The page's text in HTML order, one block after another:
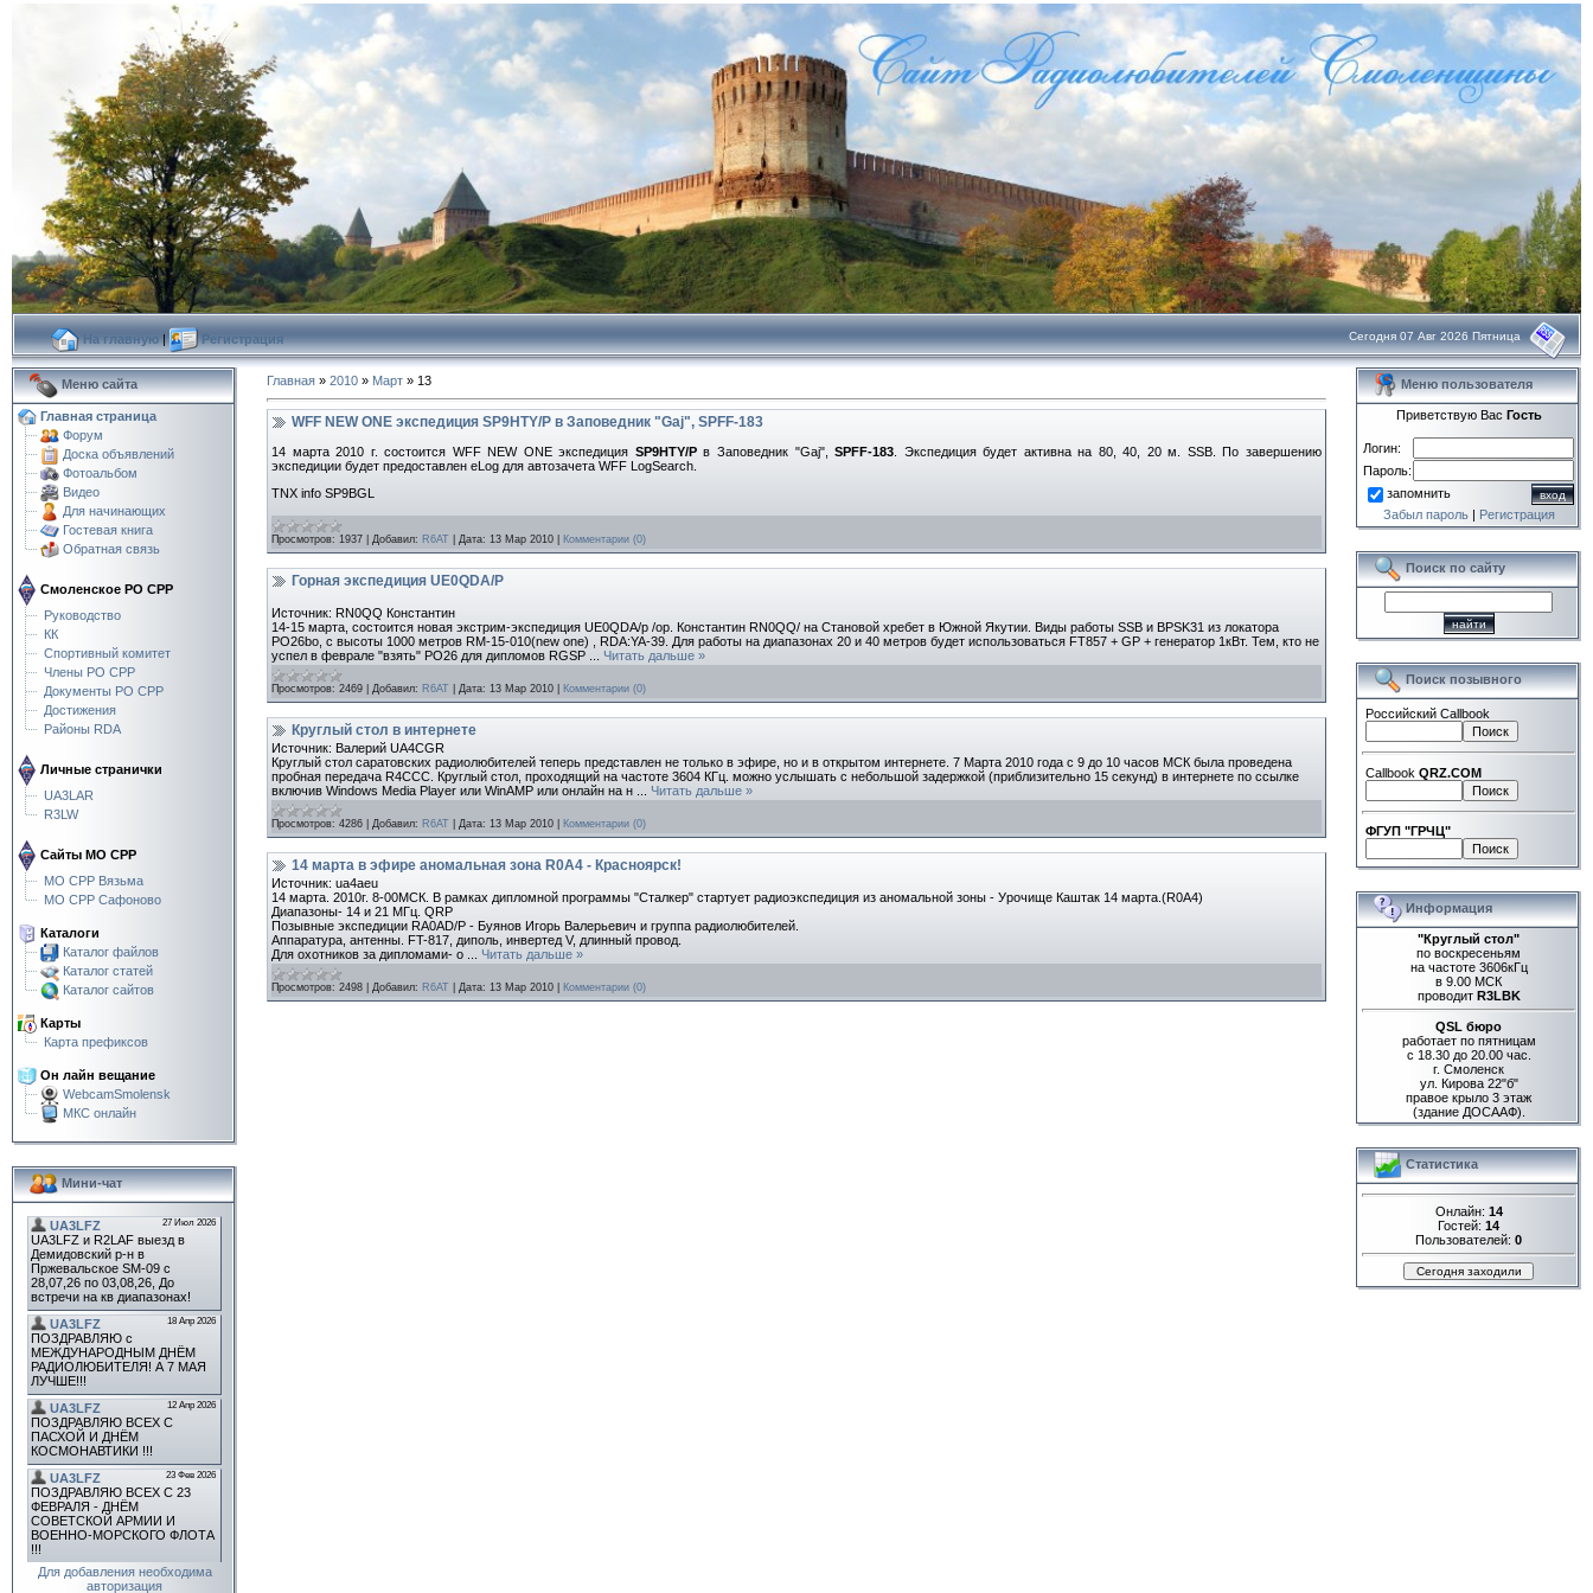
На главную| Регистрация Сегодня 07 Авг 2026 Пятница
Меню сайта
Главная страница
Форум
Доска объявлений
Фотоальбом
Видео
Для начинающих
Гостевая книга
Обратная связь
Смоленское РО СРР
Руководство
КК
Спортивный комитет
Члены РО СРР
Документы РО СРР
Достижения
Районы RDA
Личные странички
UA3LAR
R3LW
Сайты МО СРР
МО СРР Вязьма
МО СРР Сафоново
Каталоги
Каталог файлов
Каталог статей
Каталог сайтов
Карты
Карта префиксов
Он лайн вещание
WebcamSmolensk
МКС онлайн
Мини-чат
Для добавления необходима
авторизация
Главная » 2010 » Март » 13
WFF NEW ONE экспедиция SP9HTY/P в Заповедник "Gaj", SPFF-183
14 марта 2010 г. состоится WFF NEW ONE экспедиция SP9HTY/Pв Заповедник "Gaj",SPFF-183 . Экспедиция будет активна на 80, 40, 20 м. SSB. По завершению
экспедиции будет предоставлен eLog для автозачета WFF LogSearch.
TNX info SP9BGL
Просмотров: 1937 Добавил: R6AT Дата: 13 Мар 2010 Комментарии (0)
Горная экспедиция UE0QDA/P
Источник: RN0QQ Константин
14-15 марта, состоится новая экстрим-экспедиция UE0QDA/p /ор. Константин RN0QQ/ на Становой хребет в Южной Якутии. Виды работы SSB и BPSK31 из локатора
PO26bo, c высоты 1000 метров RM-15-010(new one) , RDA:YA-39. Для работы на диапазонах 20 и 40 метров будет использоваться FT857 + GP + генератор 1кВт. Тем, кто не
успел в феврале "взять" PO26 для дипломов RGSP
Читать дальше »
Просмотров: 2469 Добавил: R6AT Дата: 13 Мар 2010 Комментарии (0)
Круглый стол в интернете
Источник: Валерий UA4CGR
Круглый стол саратовских радиолюбителей теперь представлен не только в эфире, но и в открытом интернете. 7 Марта 2010 года с 9 до 10 часов МСК была проведена
пробная передача R4CCC. Круглый стол, проходящий на частоте 3604 КГц. можно услышать с небольшой задержкой (приблизительно 15 секунд) в интернете по ссылке
включив Windows Media Player или WinAMP или онлайн на н
Читать дальше »
Просмотров: 4286 Добавил: R6AT Дата: 13 Мар 2010 Комментарии (0)
14 марта в эфире аномальная зона R0A4 - Красноярск!
Источник: ua4aeu
14 марта. 2010г. 8-00МСК. В рамках дипломной программы "Сталкер" стартует радиоэкспедиция из аномальной зоны - Урочище Каштак 14 марта.(R0A4)
Диапазоны- 14 и 21 МГц. QRP
Позывные экспедиции RA0AD/P - Буянов Игорь Валерьевич и группа радиолюбителей.
Аппаратура, антенны. FT-817, диполь, инвертед V, длинный провод.
Для охотников за дипломами- о
Читать дальше »
Просмотров: 2498 Добавил: R6AT Дата: 13 Мар 2010 Комментарии (0)
Меню пользователя
Приветствую Вас Гость
Логин:
Пароль:
запомнить
Забыл пароль| Регистрация
Поиск по сайту
Поиск позывного
Российский Callbook
Callbook QRZ.COM
ФГУП "ГРЧЦ"
Информация
"Круглый стол"
по воскресеньям
на частоте 3606кГц
в 9.00 МСК
проводит R3LBK
QSL бюро
работает по пятницам
с 18.30 до 20.00 час.
г. Смоленск
ул. Кирова 22"б"
правое крыло 3 этаж
(здание ДОСААФ).
Статистика
Онлайн: 14
Гостей: 14
Пользователей: 0